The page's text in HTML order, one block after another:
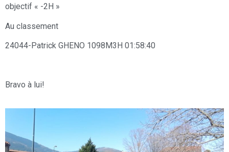
objectif « -2H »
Au classement
24044-Patrick GHENO 1098M3H 01:58:40
Bravo à lui!